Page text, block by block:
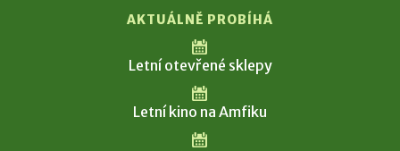
AKTUÁLNĚ PROBÍHÁ
Letní otevřené sklepy
Letní kino na Amfiku